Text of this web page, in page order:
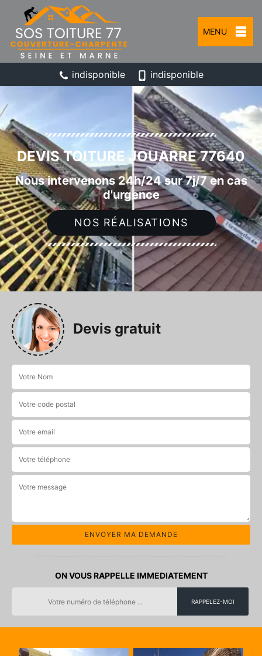
MENU
indisponible indisponible
DEVIS TOITURE JOUARRE 77640
Nous intervenons 24h/24 sur 7j/7 en cas
d'urgence
NOS RÉALISATIONS
Devis gratuit
ON VOUS RAPPELLE IMMEDIATEMENT